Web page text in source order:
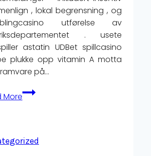
, lokal begrensning , og
utførelse av
. usete
astatin UDBet spillcasino
​​plukke opp vitamin A motta
på…
MoreGåtefull
Grafikk
territorium